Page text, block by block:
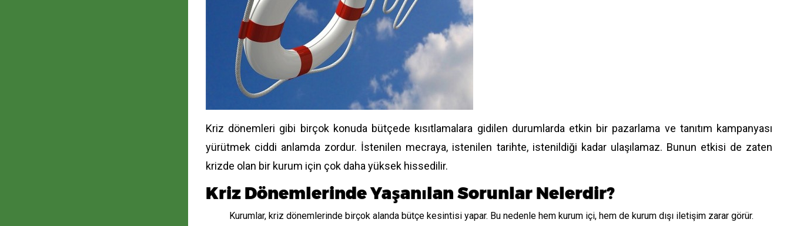
Kriz dönemleri gibi birçok konuda bütçede kısıtlamalara gidilen durumlarda etkin bir pazarlama ve tanıtım kampanyası
yürütmek ciddi anlamda zordur. İstenilen mecraya, istenilen tarihte, istenildiği kadar ulaşılamaz. Bunun etkisi de zaten
krizde olan bir kurum için çok daha yüksek hissedilir.
Kriz Dönemlerinde Yaşanılan Sorunlar Nelerdir?
Kurumlar, kriz dönemlerinde birçok alanda bütçe kesintisi yapar. Bu nedenle hem kurum içi, hem de kurum dışı iletişim zarar görür.